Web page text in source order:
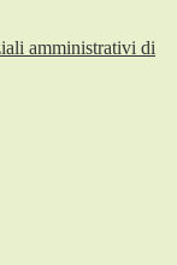
amministrativi di